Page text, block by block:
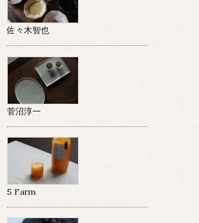
佐々木智也
菅沼淳一
5 Farm